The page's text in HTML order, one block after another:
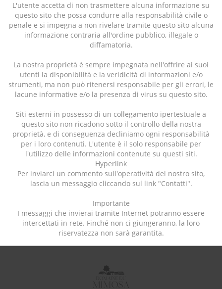
L'utente accetta di non trasmettere alcuna informazione su
questo sito che possa condurre alla responsabilità civile o
penale e si impegna a non rivelare tramite questo sito alcuna
informazione contraria all'ordine pubblico, illegale o
diffamatoria.
La nostra proprietà è sempre impegnata nell'offrire ai suoi
utenti la disponibilità e la veridicità di informazioni e/o
strumenti, ma non può ritenersi responsabile per gli errori, le
lacune informative e/o la presenza di virus su questo sito.
Siti esterni in possesso di un collegamento ipertestuale a
questo sito non ricadono sotto il controllo della nostra
proprietà, e di conseguenza decliniamo ogni responsabilità
per i loro contenuti. L'utente è il solo responsabile per
l'utilizzo delle informazioni contenute su questi siti.
Hyperlink
Per inviarci un commento sull'operatività del nostro sito,
lascia un messaggio cliccando sul link "Contatti".
Importante
I messaggi che invierai tramite Internet potranno essere
intercettati in rete. Finché non ci giungeranno, la loro
riservatezza non sarà garantita.